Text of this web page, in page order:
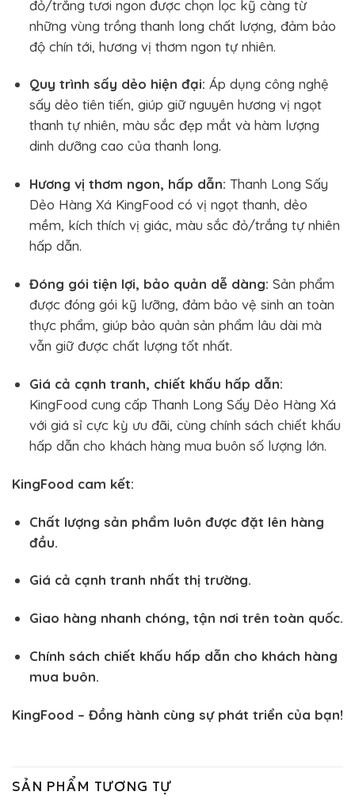
đỏ/trắng tươi ngon được chọn lọc kỹ càng từ
những vùng trồng thanh long chất lượng, đảm bảo
độ chín tới, hương vị thơm ngon tự nhiên.
Quy trình sấy dẻo hiện đại: Áp dụng công nghệ
sấy dẻo tiên tiến, giúp giữ nguyên hương vị ngọt
thanh tự nhiên, màu sắc đẹp mắt và hàm lượng
dinh dưỡng cao của thanh long.
Hương vị thơm ngon, hấp dẫn: Thanh Long Sấy
Dẻo Hàng Xá KingFood có vị ngọt thanh, dẻo
mềm, kích thích vị giác, màu sắc đỏ/trắng tự nhiên
hấp dẫn.
Đóng gói tiện lợi, bảo quản dễ dàng: Sản phẩm
được đóng gói kỹ lưỡng, đảm bảo vệ sinh an toàn
thực phẩm, giúp bảo quản sản phẩm lâu dài mà
vẫn giữ được chất lượng tốt nhất.
Giá cả cạnh tranh, chiết khấu hấp dẫn:
KingFood cung cấp Thanh Long Sấy Dẻo Hàng Xá
với giá sỉ cực kỳ ưu đãi, cùng chính sách chiết khấu
hấp dẫn cho khách hàng mua buôn số lượng lớn.
KingFood cam kết:
Chất lượng sản phẩm luôn được đặt lên hàng
đầu.
Giá cả cạnh tranh nhất thị trường.
Giao hàng nhanh chóng, tận nơi trên toàn quốc.
Chính sách chiết khấu hấp dẫn cho khách hàng
mua buôn.
KingFood – Đồng hành cùng sự phát triển của bạn!
SẢN PHẨM TƯƠNG TỰ